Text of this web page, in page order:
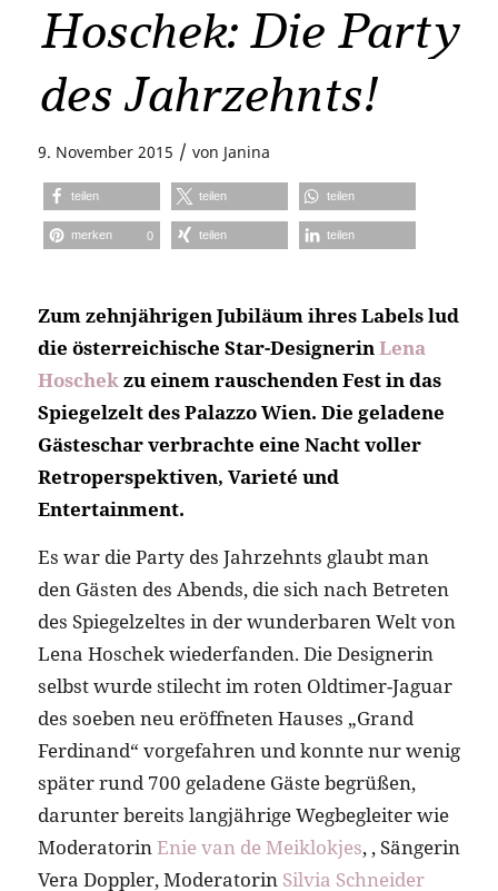
Hoschek: Die Party
des Jahrzehnts!
9. November 2015 / von Janina
teilen teilen teilen
merken 0 teilen teilen
Zum zehnjährigen Jubiläum ihres Labels lud
die österreichische Star-DesignerinLena
Hoschekzu einem rauschenden Fest in das
Spiegelzelt des Palazzo Wien. Die geladene
Gästeschar verbrachte eine Nacht voller
Retroperspektiven, Varieté und
Entertainment.
Es war die Party des Jahrzehnts glaubt man
den Gästen des Abends, die sich nach Betreten
des Spiegelzeltes in der wunderbaren Welt von
Lena Hoschek wiederfanden. Die Designerin
selbst wurde stilecht im roten Oldtimer-Jaguar
des soeben neu eröffneten Hauses „Grand
Ferdinand“ vorgefahren und konnte nur wenig
später rund 700 geladene Gäste begrüßen,
darunter bereits langjährige Wegbegleiter wie
ModeratorinEnie van de Meiklokjes, , Sängerin
Vera Doppler, Moderatorin Silvia Schneider